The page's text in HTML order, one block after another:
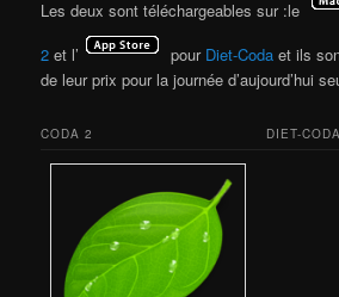
Les deux sont téléchargeables sur :le
2 et l’ pour Diet-Coda et ils
de leur prix pour la journée d’aujourd’hui
CODA 2 DIET-CODA